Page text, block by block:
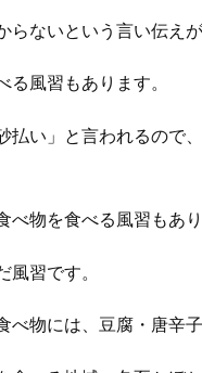
らないという言い伝えが
る風習もあります。
払い」と言われるので
物を食べる風習もあり
習です。
べ物には、豆腐・唐辛